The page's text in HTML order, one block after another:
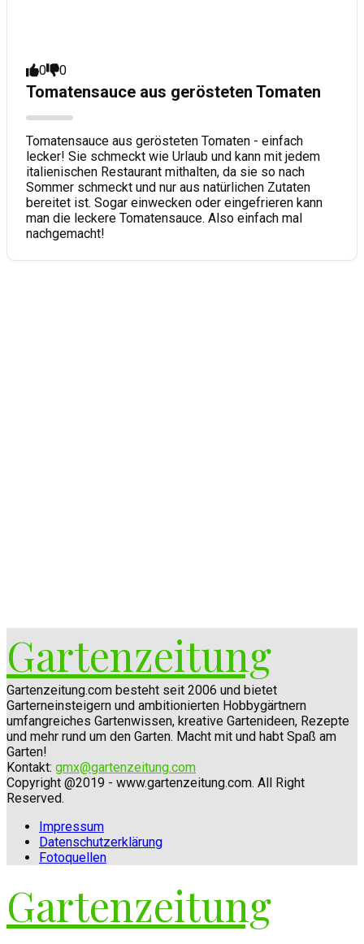
0 0
Tomatensauce aus gerösteten Tomaten
Tomatensauce aus gerösteten Tomaten - einfach
lecker! Sie schmeckt wie Urlaub und kann mit jedem
italienischen Restaurant mithalten, da sie so nach
Sommer schmeckt und nur aus natürlichen Zutaten
bereitet ist. Sogar einwecken oder eingefrieren kann
man die leckere Tomatensauce. Also einfach mal
nachgemacht!
Gartenzeitung
Gartenzeitung.com besteht seit 2006 und bietet
Garterneinsteigern und ambitionierten Hobbygärtnern
umfangreiches Gartenwissen, kreative Gartenideen, Rezepte
und mehr rund um den Garten. Macht mit und habt Spaß am
Garten!
Kontakt: gmx@gartenzeitung.com
Copyright @2019 - www.gartenzeitung.com. All Right
Reserved.
Impressum
Datenschutzerklärung
Fotoquellen
Gartenzeitung